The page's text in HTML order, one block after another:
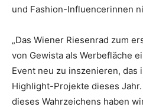
und Fashion-Influencerinnen
„Das Wiener Riesenrad zum
von Gewista als Werbefläche
Event neu zu inszenieren,
Highlight-Projekte dieses
dieses Wahrzeichens haben